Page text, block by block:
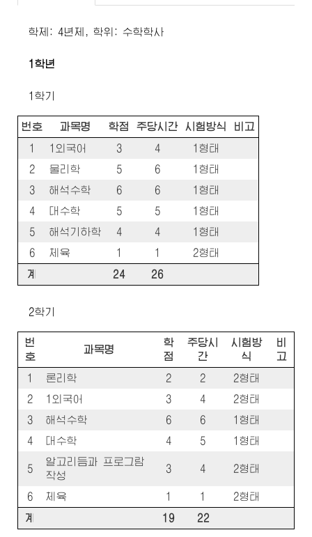
학제: 4년제, 학위: 수학학사
1학년
1학기
번호 과목명 학점 주당시간 시험방식 비고
1 1외국어 3 4
1형태
2
물리학 5 6
1형태
3
해석수학 6 6
1형태
4
대수학 5 5
1형태
5
해석기하학 4 4
1형태
6
체육 1 1 2형태
계 24 26
2학기
번
호
과목명
학
점
주당시
간
시험방
식
비
고
1 론리학 2 2
2형태
2
1외국어 3 4
2형태
3
해석수학 6 6
1형태
4
대수학 4 5 1형태
5
알고리듬과 프로그람
작성
3 4 2형태
6 체육 1 1 2형태
계 19 22